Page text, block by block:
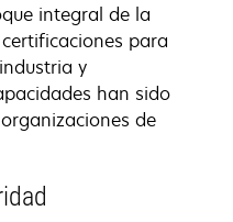
integral de la
para
y
han sido
de